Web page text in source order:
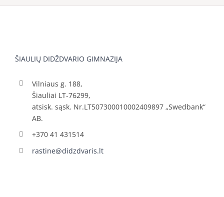
ŠIAULIŲ DIDŽDVARIO GIMNAZIJA
Vilniaus g. 188,
Šiauliai LT-76299,
atsisk. sąsk. Nr.LT507300010002409897 „Swedbank“
AB.
+370 41 431514
rastine@didzdvaris.lt